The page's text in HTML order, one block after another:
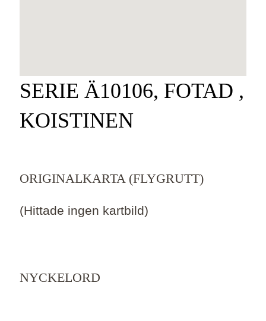
SERIE Ä10106, FOTAD ,
KOISTINEN
ORIGINALKARTA (FLYGRUTT)
(Hittade ingen kartbild)
NYCKELORD